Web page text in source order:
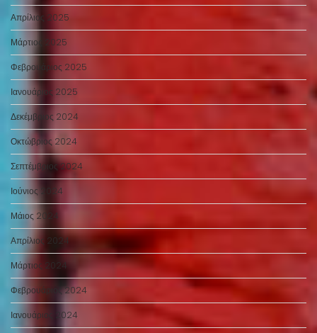
Απρίλιος 2025
Μάρτιος 2025
Φεβρουάριος 2025
Ιανουάριος 2025
Δεκέμβριος 2024
Οκτώβριος 2024
Σεπτέμβριος 2024
Ιούνιος 2024
Μάιος 2024
Απρίλιος 2024
Μάρτιος 2024
Φεβρουάριος 2024
Ιανουάριος 2024